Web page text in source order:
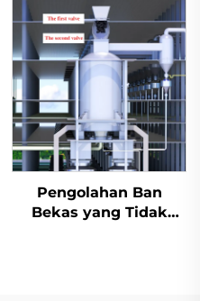
Pengolahan Ban
Bekas yang Tidak